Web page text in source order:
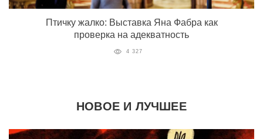
Птичку жалко: Выставка Яна Фабра как
проверка на адекватность
4 327
НОВОЕ И ЛУЧШЕЕ